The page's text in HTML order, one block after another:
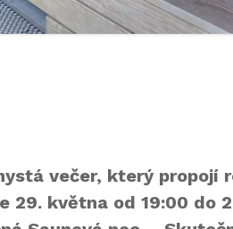
večer, který propojí
29. května od 19:00 do